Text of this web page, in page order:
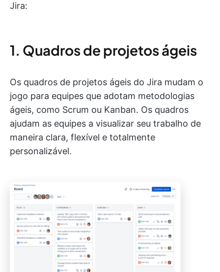
Jira:
1. Quadros de projetos ágeis
Os quadros de projetos ágeis do Jira mudam o
jogo para equipes que adotam metodologias
ágeis, como Scrum ou Kanban. Os quadros
ajudam as equipes a visualizar seu trabalho de
maneira clara, flexível e totalmente
personalizável.